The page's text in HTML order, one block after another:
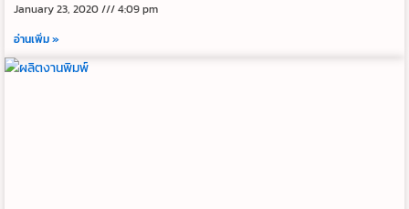
January 23, 2020
4:09 pm
อ่านเพิ่ม »